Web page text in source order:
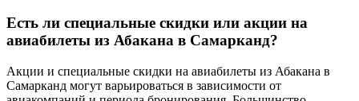
Есть ли специальные скидки или акции на
авиабилеты из Абакана в Самарканд?
Акции и специальные скидки на авиабилеты из Абакана в
Самарканд могут варьироваться в зависимости от